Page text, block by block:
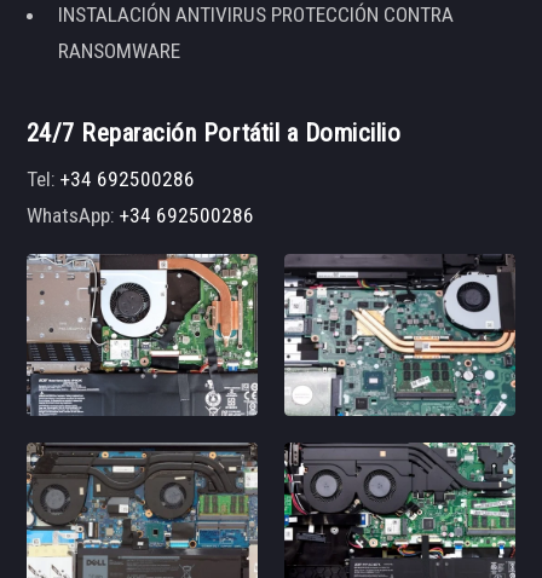
INSTALACIÓN ANTIVIRUS PROTECCIÓN CONTRA
RANSOMWARE
24/7 Reparación Portátil a Domicilio
Tel:+34 692500286
WhatsApp:+34 692500286